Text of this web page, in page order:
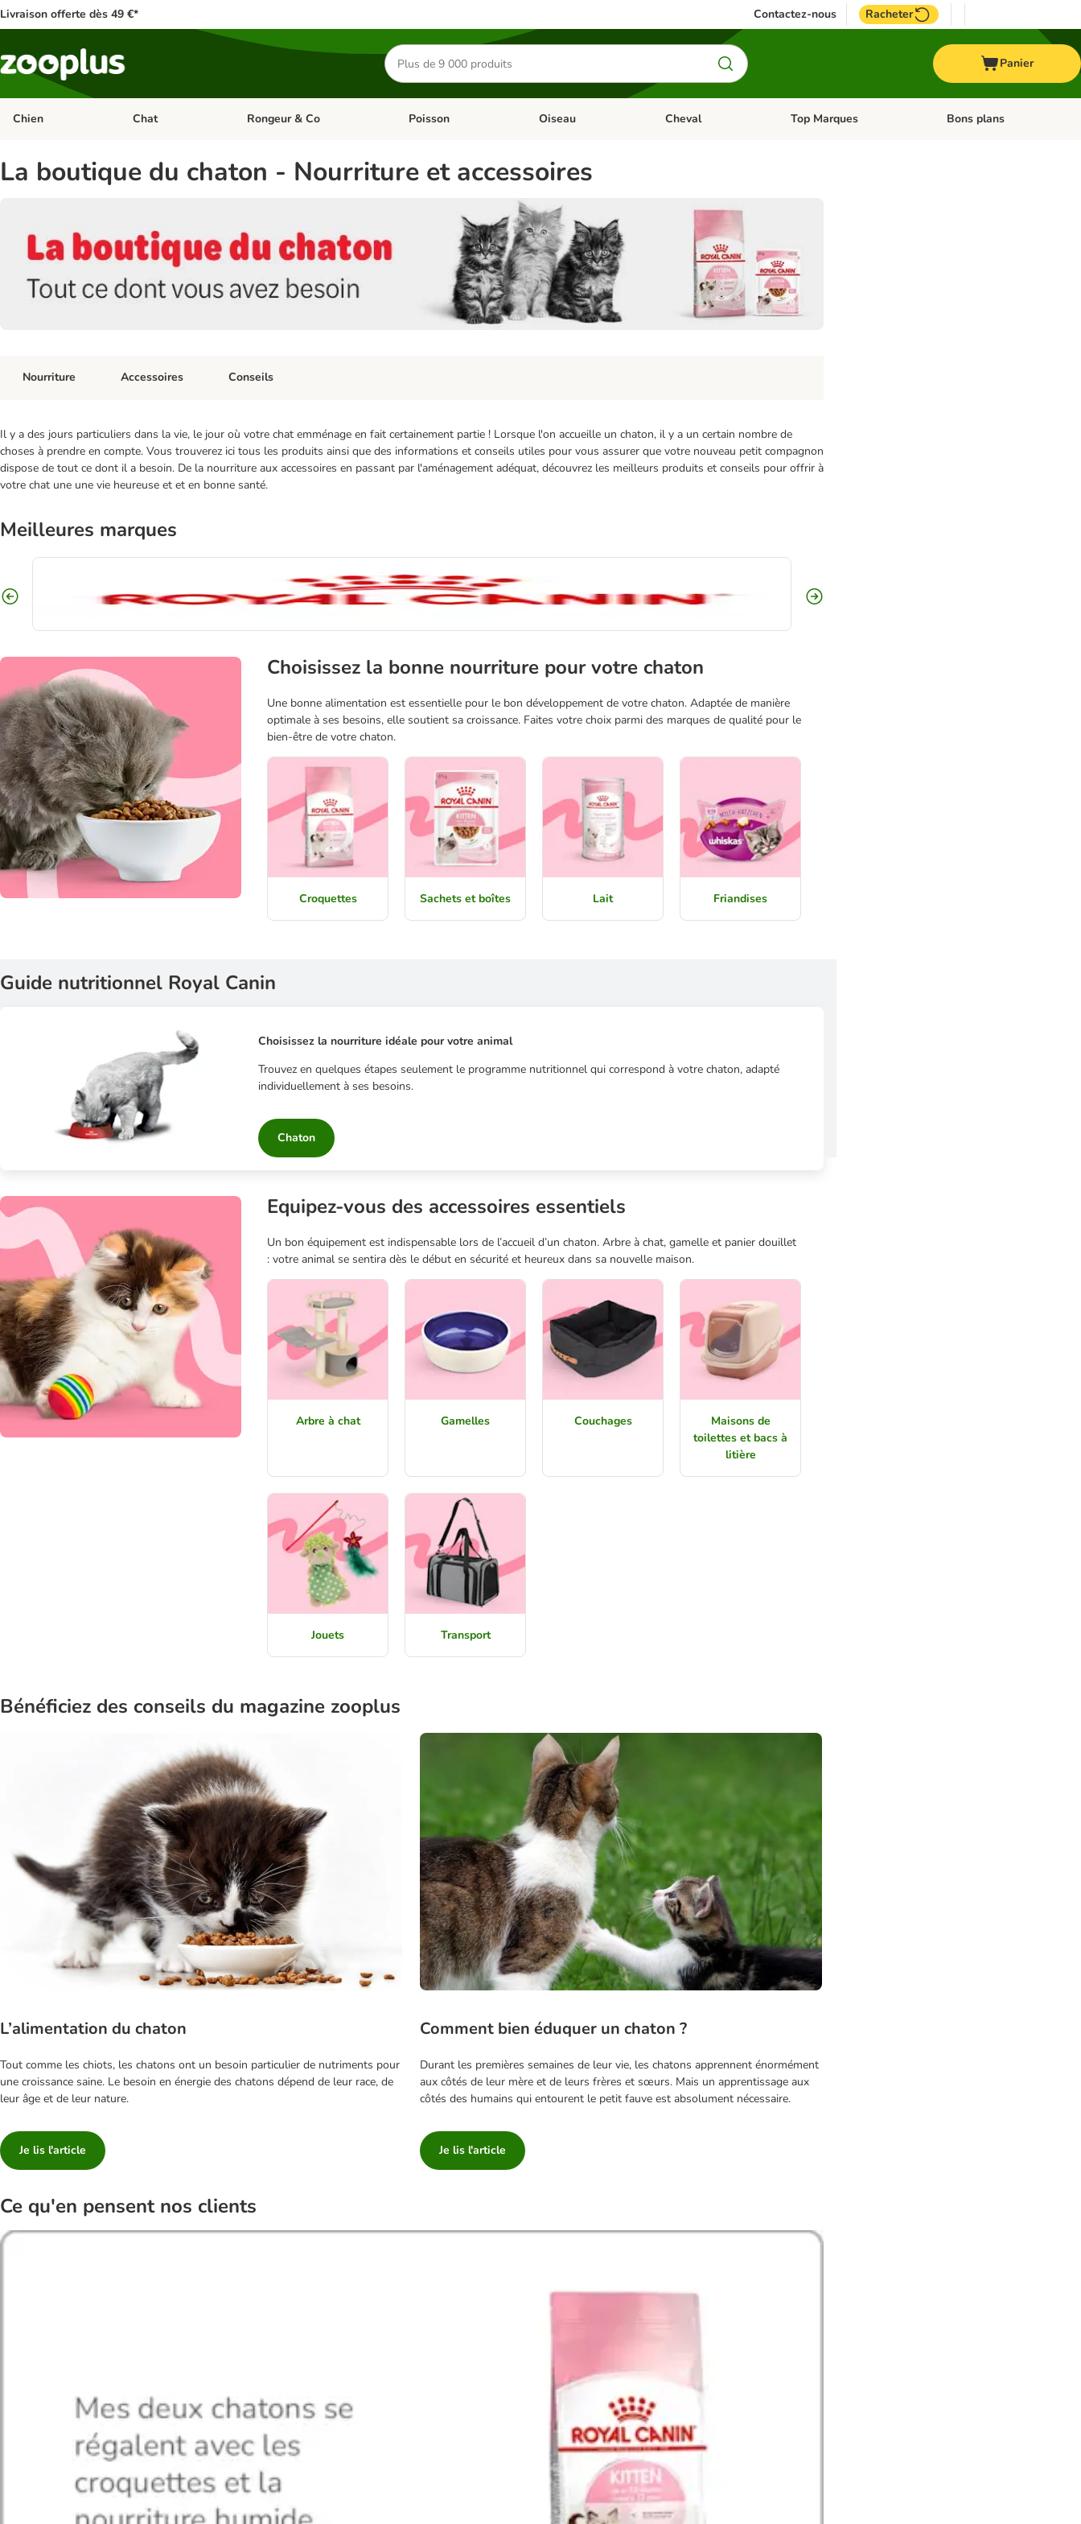
Livraison offerte dès 49 €* Contactez-nous Racheter
Rechercher
des
produits
Panier
Chien Dérouler les catégories: Chien
Chat Dérouler les catégories: Chat
Rongeur & Co Dérouler les catégories: Rongeur & Co
Poisson Dérouler les catégories: Poisson
Oiseau Dérouler les catégories: Oiseau
Cheval Dérouler les catégories: Cheval
Top Marques Dérouler les catégories: Top
Bons plans
La boutique du chaton - Nourriture et accessoires
Nourriture Accessoires Conseils
Il y a des jours particuliers dans la vie, le jour où votre chat emménage en fait certainement partie ! Lorsque l'on accueille un chaton, il y a un certain nombre de
choses à prendre en compte. Vous trouverez ici tous les produits ainsi que des informations et conseils utiles pour vous assurer que votre nouveau petit compagnon
dispose de tout ce dont il a besoin. De la nourriture aux accessoires en passant par l'aménagement adéquat, découvrez les meilleurs produits et conseils pour offrir à
votre chat une une vie heureuse et et en bonne santé.
Meilleures marques
Choisissez la bonne nourriture pour votre chaton
Une bonne alimentation est essentielle pour le bon développement de votre chaton. Adaptée de manière
optimale à ses besoins, elle soutient sa croissance. Faites votre choix parmi des marques de qualité pour le
bien-être de votre chaton.
Croquettes Sachets et boîtes Lait Friandises
Guide nutritionnel Royal Canin
Choisissez la nourriture idéale pour votre animal
Trouvez en quelques étapes seulement le programme nutritionnel qui correspond à votre chaton, adapté
individuellement à ses besoins.
Chaton
Equipez-vous des accessoires essentiels
Un bon équipement est indispensable lors de l’accueil d’un chaton. Arbre à chat, gamelle et panier douillet
: votre animal se sentira dès le début en sécurité et heureux dans sa nouvelle maison.
Arbre à chat Gamelles Couchages
Maisons de
toilettes et bacs à
litière
Jouets Transport
Bénéficiez des conseils du magazine zooplus
L’alimentation du chaton
Tout comme les chiots, les chatons ont un besoin particulier de nutriments pour
une croissance saine. Le besoin en énergie des chatons dépend de leur race, de
leur âge et de leur nature.
Je lis l'article
Comment bien éduquer un chaton ?
Durant les premières semaines de leur vie, les chatons apprennent énormément
aux côtés de leur mère et de leurs frères et sœurs. Mais un apprentissage aux
côtés des humains qui entourent le petit fauve est absolument nécessaire.
Je lis l'article
Ce qu'en pensent nos clients